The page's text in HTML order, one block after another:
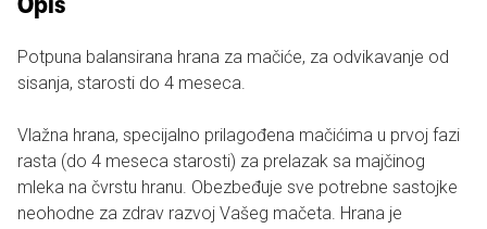
Potpuna balansirana hrana za mačiće, za odvikavanje od
sisanja, starosti do 4 meseca.
Vlažna hrana, specijalno prilagođena mačićima u prvoj fazi
rasta (do 4 meseca starosti) za prelazak sa majčinog
mleka na čvrstu hranu. Obezbeđuje sve potrebne sastojke
neohodne za zdrav razvoj Vašeg mačeta. Hrana je